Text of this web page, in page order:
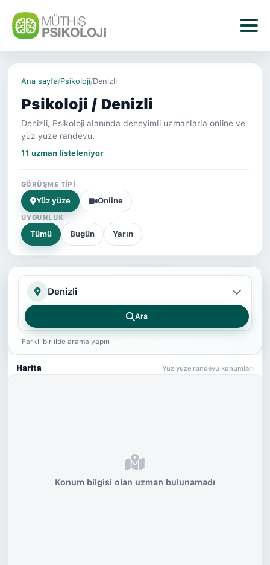
Ana sayfa/Psikoloji/Denizli
Psikoloji / Denizli
Denizli, Psikoloji alanında deneyimli uzmanlarla online ve
yüz yüze randevu.
11 uzman listeleniyor
GÖRÜŞME TIPI
Yüz yüze Online
UYGUNLUK
Tümü Bugün Yarın
İl
Ara
Farklı bir ilde arama yapın
Harita Yüz yüze randevu konumları
Konum bilgisi olan uzman bulunamadı